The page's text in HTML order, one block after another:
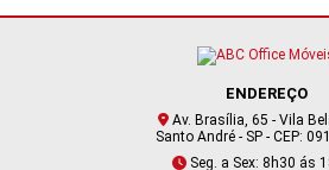
ENDEREÇO
Av. Brasília, 65 - Vila
Santo André - SP - CEP:
Seg. a Sex: 8h30 ás